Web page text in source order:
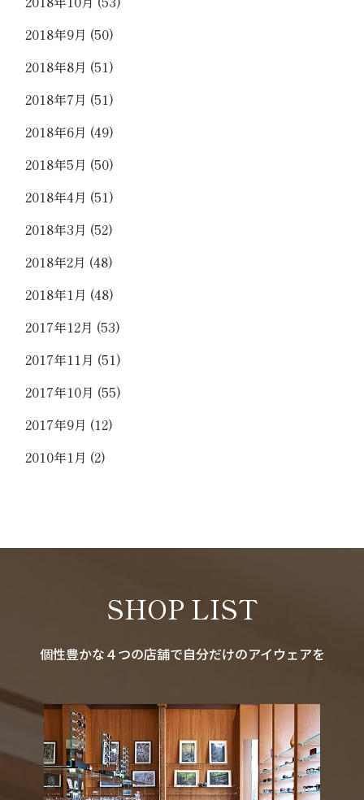
2018年9月 (50)
2018年8月 (51)
2018年7月 (51)
2018年6月 (49)
2018年5月 (50)
2018年4月 (51)
2018年3月 (52)
2018年2月 (48)
2018年1月 (48)
2017年12月 (53)
2017年11月 (51)
2017年10月 (55)
2017年9月 (12)
2010年1月 (2)
SHOP LIST
個性豊かな４つの店舗で自分だけのアイウェアを